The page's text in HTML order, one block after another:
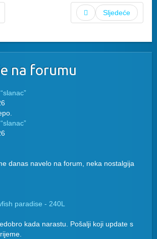
Sljedeće
na forumu
danas navelo na forum, neka nostalgija
paradise - 240L
kada narastu. Pošalji koji update s